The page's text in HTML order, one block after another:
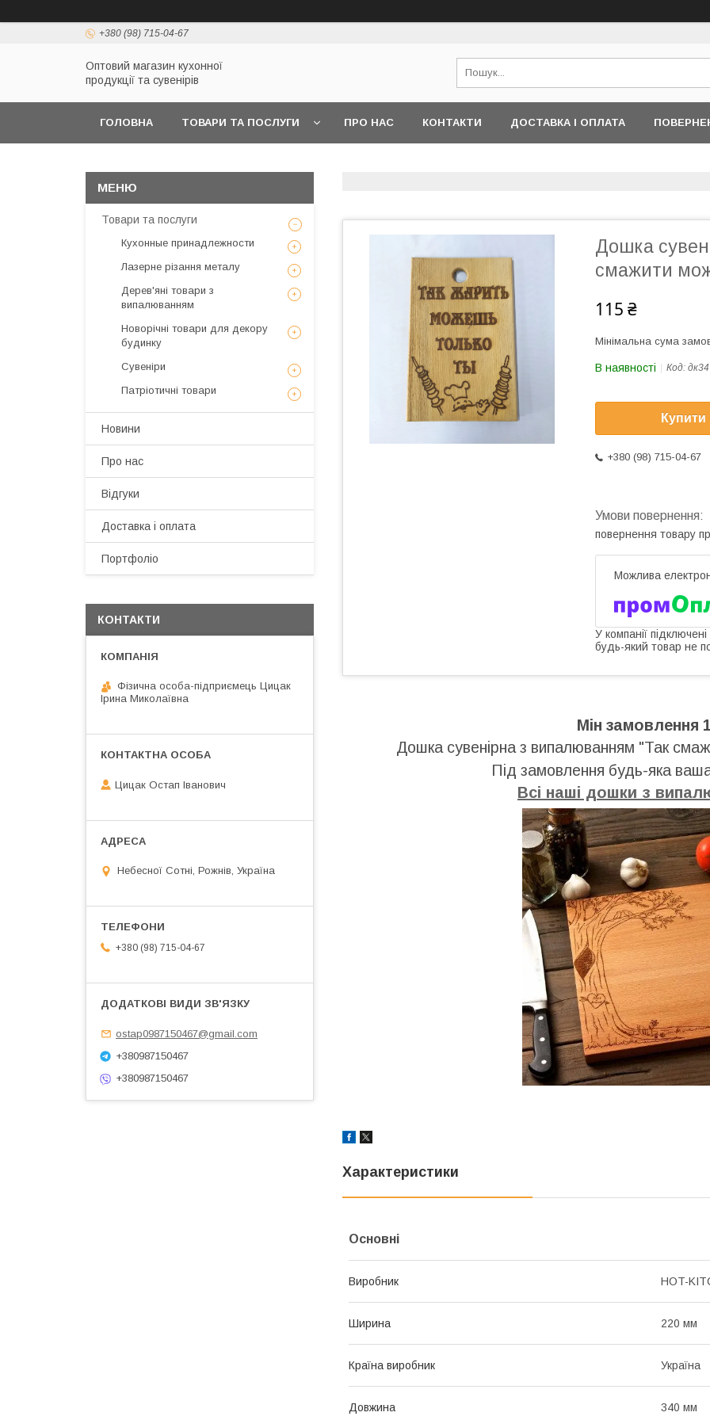
+380 (98) 715-04-67
Оптовий магазин кухонної
продукції та сувенірів
ГОЛОВНА ТОВАРИ ТА ПОСЛУГИ ПРО НАС КОНТАКТИ ДОСТАВКА І ОПЛАТА
Дошка
смажити
115 ₴
Мінімальна сума
В наявності Код: дк34
Купити
+380 (98) 715-04-67
повернення товару
У компанії
будь-який товар не
Мін замовлення
Дошка сувенірна з випалюванням "Так
Під замовлення будь-яка
Всі наші дошки з
Характеристики
Основні
Виробник HOT-
Ширина 220 мм
Країна виробник Україна
Довжина 340 мм
Товари та послуги
Кухонные принадлежности
Лазерне різання металу
Дерев'яні товари з
випалюванням
Новорічні товари для декору
будинку
Сувеніри
Патріотичні товари
Новини
Про нас
Відгуки
Доставка і оплата
Портфоліо
КОНТАКТИ
Фізична особа-підприємець Цицак
Ірина Миколаївна
Цицак Остап Іванович
Небесної Сотні, Рожнів, Україна
+380 (98) 715-04-67
ostap0987150467@gmail.com
+380987150467
+380987150467